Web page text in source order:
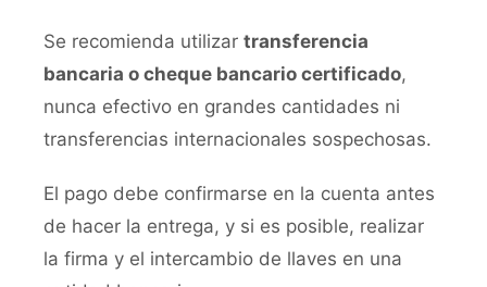
Se recomienda utilizar transferencia
bancaria o cheque bancario certificado,
nunca efectivo en grandes cantidades ni
transferencias internacionales sospechosas.
El pago debe confirmarse en la cuenta antes
de hacer la entrega, y si es posible, realizar
la firma y el intercambio de llaves en una